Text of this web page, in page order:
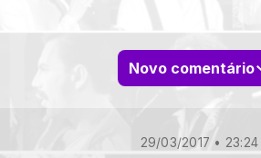
Novo comentário
29/03/2017 • 23:24